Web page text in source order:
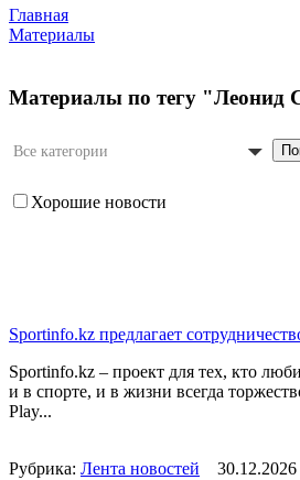
Главная
Материалы
Материалы по тегу "Леонид
Все категории
Хорошие новости
Sportinfo.kz предлагает
Sportinfo.kz – проект для тех, кто
и в спорте, и в жизни всегда
Play...
Рубрика: Лента новостей 30.12.2026